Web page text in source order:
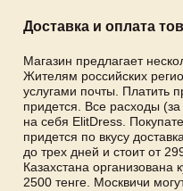
Доставка и оплата
Магазин предлагает
Жителям российских
услугами почты. Платить
придется. Все расходы
на себя ElitDress.
придется по вкусу
до трех дней и стоит от
Казахстана организована
2500 тенге. Москвичи